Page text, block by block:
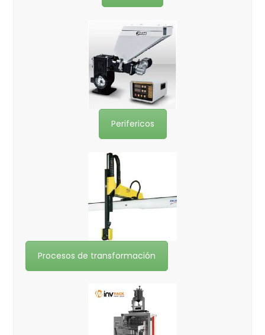
Perifericos
Procesos de transformación